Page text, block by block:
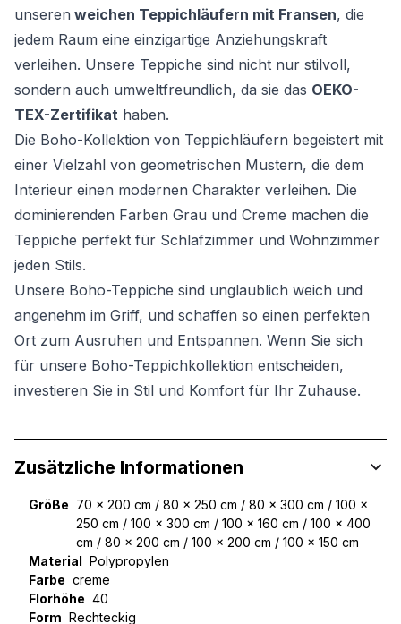
unseren weichen Teppichläufern mit Fransen, die
jedem Raum eine einzigartige Anziehungskraft
verleihen. Unsere Teppiche sind nicht nur stilvoll,
sondern auch umweltfreundlich, da sie das OEKO-
TEX-Zertifikat haben.
Die Boho-Kollektion von Teppichläufern begeistert mit
einer Vielzahl von geometrischen Mustern, die dem
Interieur einen modernen Charakter verleihen. Die
dominierenden Farben Grau und Creme machen die
Teppiche perfekt für Schlafzimmer und Wohnzimmer
jeden Stils.
Unsere Boho-Teppiche sind unglaublich weich und
angenehm im Griff, und schaffen so einen perfekten
Ort zum Ausruhen und Entspannen. Wenn Sie sich
für unsere Boho-Teppichkollektion entscheiden,
investieren Sie in Stil und Komfort für Ihr Zuhause.
Zusätzliche Informationen
Größe 70 x 200 cm / 80 x 250 cm / 80 x 300 cm / 100 x
250 cm / 100 x 300 cm / 100 x 160 cm / 100 x 400
cm / 80 x 200 cm / 100 x 200 cm / 100 x 150 cm
Material Polypropylen
Farbe creme
Florhöhe 40
Form Rechteckig